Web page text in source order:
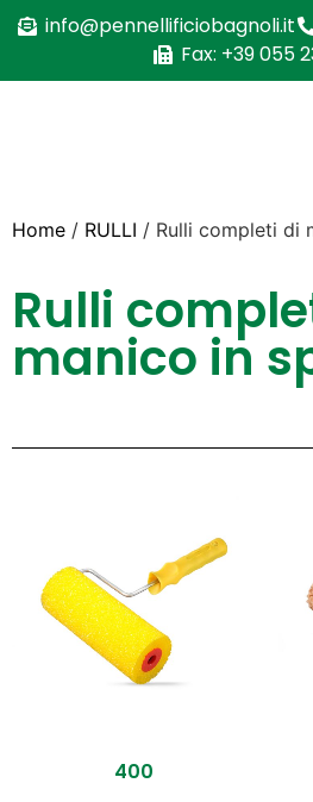
info@pennellificiobagnoli.it
Fax: +39 055
Home / RULLI / Rulli completi di
Rulli
manico in
400